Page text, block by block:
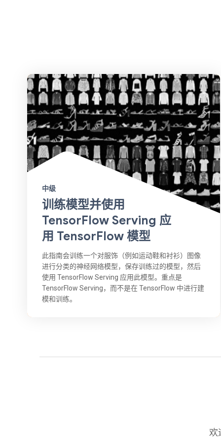
中级
训练模型并使用
TensorFlow Serving 应
用 TensorFlow 模型
此指南会训练一个对服饰（例如运动鞋和衬衫）图像
进行分类的神经网络模型，保存训练过的模型，然后
使用 TensorFlow Serving 应用此模型。重点是
TensorFlow Serving，而不是在 TensorFlow 中进行建
模和训练。
欢